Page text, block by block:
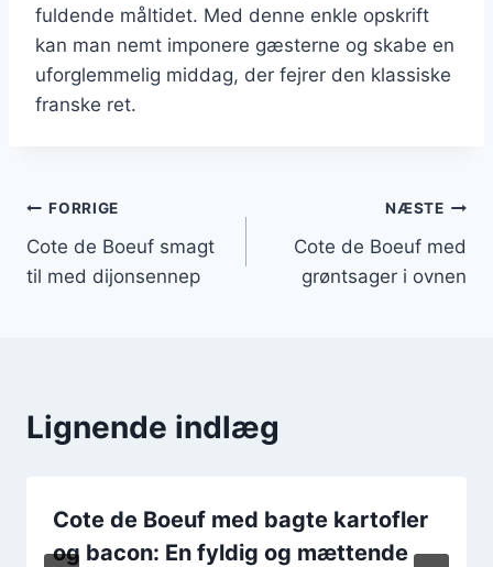
fuldende måltidet. Med denne enkle opskrift
kan man nemt imponere gæsterne og skabe en
uforglemmelig middag, der fejrer den klassiske
franske ret.
Indlægsnavigation
FORRIGE
Cote de Boeuf smagt
til med dijonsennep
NÆSTE
Cote de Boeuf med
grøntsager i ovnen
Lignende indlæg
Cote de Boeuf med bagte kartofler
og bacon: En fyldig og mættende